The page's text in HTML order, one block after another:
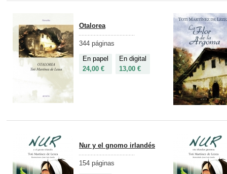
Otalorea
344 páginas
En papel
24,00 €
En digital
13,00 €
Nur y el gnomo irlandés
154 páginas